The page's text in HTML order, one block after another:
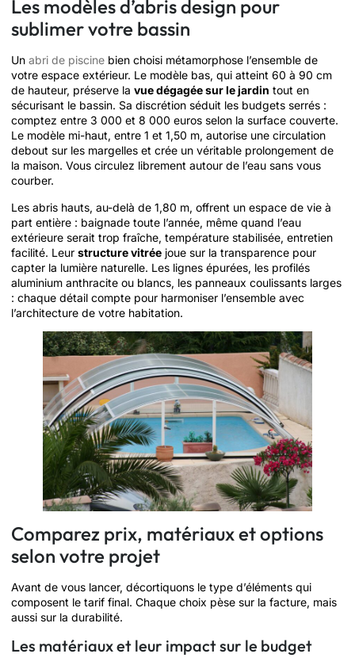
Les modèles d’abris design pour
sublimer votre bassin
Un abri de piscine bien choisi métamorphose l’ensemble de
votre espace extérieur. Le modèle bas, qui atteint 60 à 90 cm
de hauteur, préserve la vue dégagée sur le jardin tout en
sécurisant le bassin. Sa discrétion séduit les budgets serrés :
comptez entre 3 000 et 8 000 euros selon la surface couverte.
Le modèle mi-haut, entre 1 et 1,50 m, autorise une circulation
debout sur les margelles et crée un véritable prolongement de
la maison. Vous circulez librement autour de l’eau sans vous
courber.
Les abris hauts, au-delà de 1,80 m, offrent un espace de vie à
part entière : baignade toute l’année, même quand l’eau
extérieure serait trop fraîche, température stabilisée, entretien
facilité. Leur structure vitrée joue sur la transparence pour
capter la lumière naturelle. Les lignes épurées, les profilés
aluminium anthracite ou blancs, les panneaux coulissants larges
: chaque détail compte pour harmoniser l’ensemble avec
l’architecture de votre habitation.
Comparez prix, matériaux et options
selon votre projet
Avant de vous lancer, décortiquons le type d’éléments qui
composent le tarif final. Chaque choix pèse sur la facture, mais
aussi sur la durabilité.
Les matériaux et leur impact sur le budget